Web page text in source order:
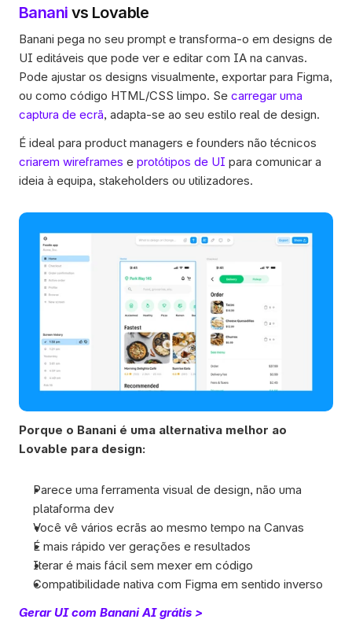
Banani vs Lovable
Banani pega no seu prompt e transforma-o em designs de
UI editáveis que pode ver e editar com IA na canvas.
Pode ajustar os designs visualmente, exportar para Figma,
ou como código HTML/CSS limpo. Se carregar uma
captura de ecrã, adapta-se ao seu estilo real de design.
É ideal para product managers e founders não técnicos
criarem wireframes e protótipos de UI para comunicar a
ideia à equipa, stakeholders ou utilizadores.
Porque o Banani é uma alternativa melhor ao
Lovable para design:
Parece uma ferramenta visual de design, não uma
plataforma dev
Você vê vários ecrãs ao mesmo tempo na Canvas
É mais rápido ver gerações e resultados
Iterar é mais fácil sem mexer em código
Compatibilidade nativa com Figma em sentido inverso
Gerar UI com Banani AI grátis >